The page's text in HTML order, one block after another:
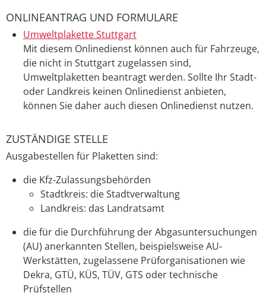
ONLINEANTRAG UND FORMULARE
Umweltplakette Stuttgart
Mit diesem Onlinedienst können auch für Fahrzeuge,
die nicht in Stuttgart zugelassen sind,
Umweltplaketten beantragt werden. Sollte Ihr Stadt-
oder Landkreis keinen Onlinedienst anbieten,
können Sie daher auch diesen Onlinedienst nutzen.
ZUSTÄNDIGE STELLE
Ausgabestellen für Plaketten sind:
die Kfz-Zulassungsbehörden
Stadtkreis: die Stadtverwaltung
Landkreis: das Landratsamt
die für die Durchführung der Abgasuntersuchungen
(AU) anerkannten Stellen, beispielsweise AU-
Werkstätten, zugelassene Prüforganisationen wie
Dekra, GTÜ, KÜS, TÜV, GTS oder technische
Prüfstellen